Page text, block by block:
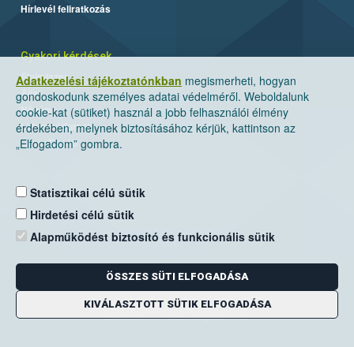
Adatkezelési tájékoztatónkban megismerheti, hogyan
gondoskodunk személyes adatai védelméről. Weboldalunk
cookie-kat (sütiket) használ a jobb felhasználói élmény
érdekében, melynek biztosításához kérjük, kattintson az
„Elfogadom” gombra.
Statisztikai célú sütik
Hirdetési célú sütik
Alapműködést biztosító és funkcionális sütik
ÖSSZES SÜTI ELFOGADÁSA
KIVÁLASZTOTT SÜTIK ELFOGADÁSA
Hírlevél feliratkozás
Gyakori kérdések
Élelmiszer
Állat
Növény
Laboratóriumok
Labor/Egyéb
Cím: 1024 Budapest, Keleti Károly utca. 24.
Levelezési cím: 1525 Budapest. Pf. 30.